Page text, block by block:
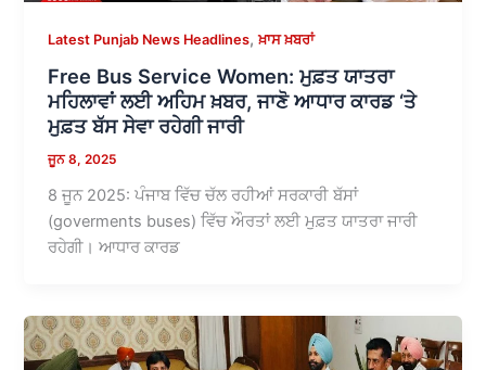
Latest Punjab News Headlines,ਖ਼ਾਸ ਖ਼ਬਰਾਂ
Free Bus Service Women: ਮੁਫ਼ਤ ਯਾਤਰਾ
ਮਹਿਲਾਵਾਂ ਲਈ ਅਹਿਮ ਖ਼ਬਰ, ਜਾਣੋ ਆਧਾਰ ਕਾਰਡ ‘ਤੇ
ਮੁਫ਼ਤ ਬੱਸ ਸੇਵਾ ਰਹੇਗੀ ਜਾਰੀ
ਜੂਨ 8, 2025
8 ਜੂਨ 2025: ਪੰਜਾਬ ਵਿੱਚ ਚੱਲ ਰਹੀਆਂ ਸਰਕਾਰੀ ਬੱਸਾਂ
(goverments buses) ਵਿੱਚ ਔਰਤਾਂ ਲਈ ਮੁਫ਼ਤ ਯਾਤਰਾ ਜਾਰੀ
ਰਹੇਗੀ। ਆਧਾਰ ਕਾਰਡ